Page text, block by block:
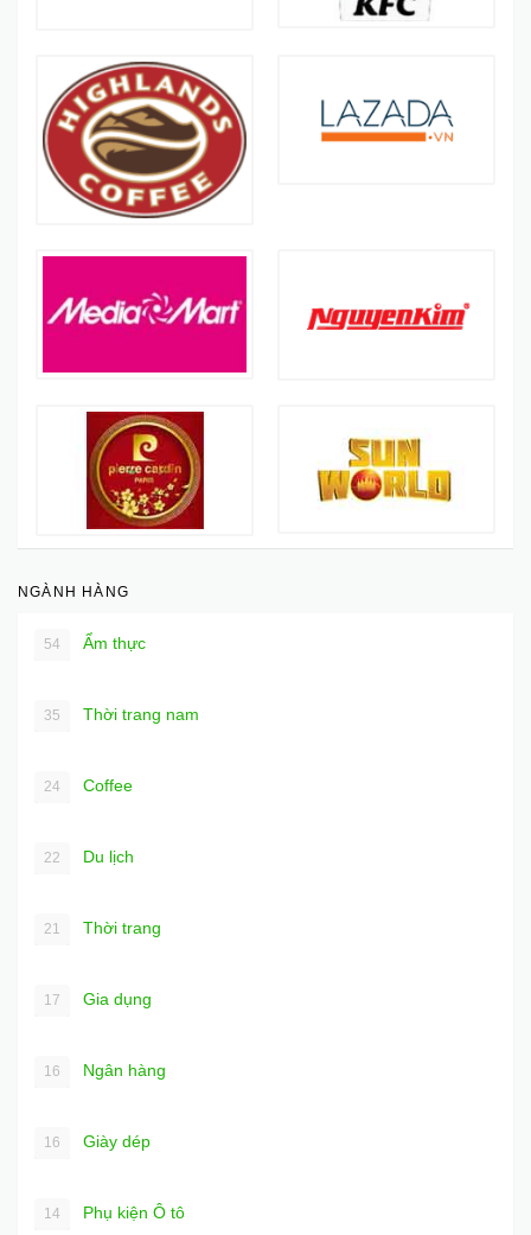
NGÀNH HÀNG
54 Ẩm thực
35 Thời trang nam
24 Coffee
22 Du lịch
21 Thời trang
17 Gia dụng
16 Ngân hàng
16 Giày dép
14 Phụ kiện Ô tô